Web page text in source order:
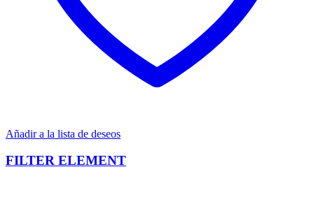
Añadir a la lista de deseos
FILTER ELEMENT